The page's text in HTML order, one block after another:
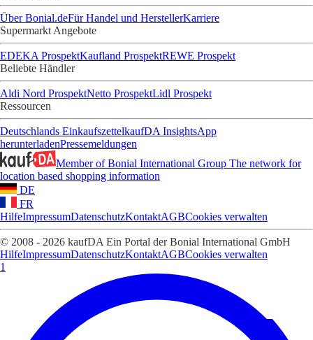
Über Bonial.deFür Handel und HerstellerKarriere
Supermarkt Angebote
EDEKA ProspektKaufland ProspektREWE Prospekt
Beliebte Händler
Aldi Nord ProspektNetto ProspektLidl Prospekt
Ressourcen
Deutschlands EinkaufszettelkaufDA InsightsApp
herunterladenPressemeldungen
Member of Bonial International Group The network for
location based shopping information
DE
FR
HilfeImpressumDatenschutzKontaktAGBCookies verwalten
© 2008 - 2026 kaufDA Ein Portal der Bonial International GmbH
HilfeImpressumDatenschutzKontaktAGBCookies verwalten
1